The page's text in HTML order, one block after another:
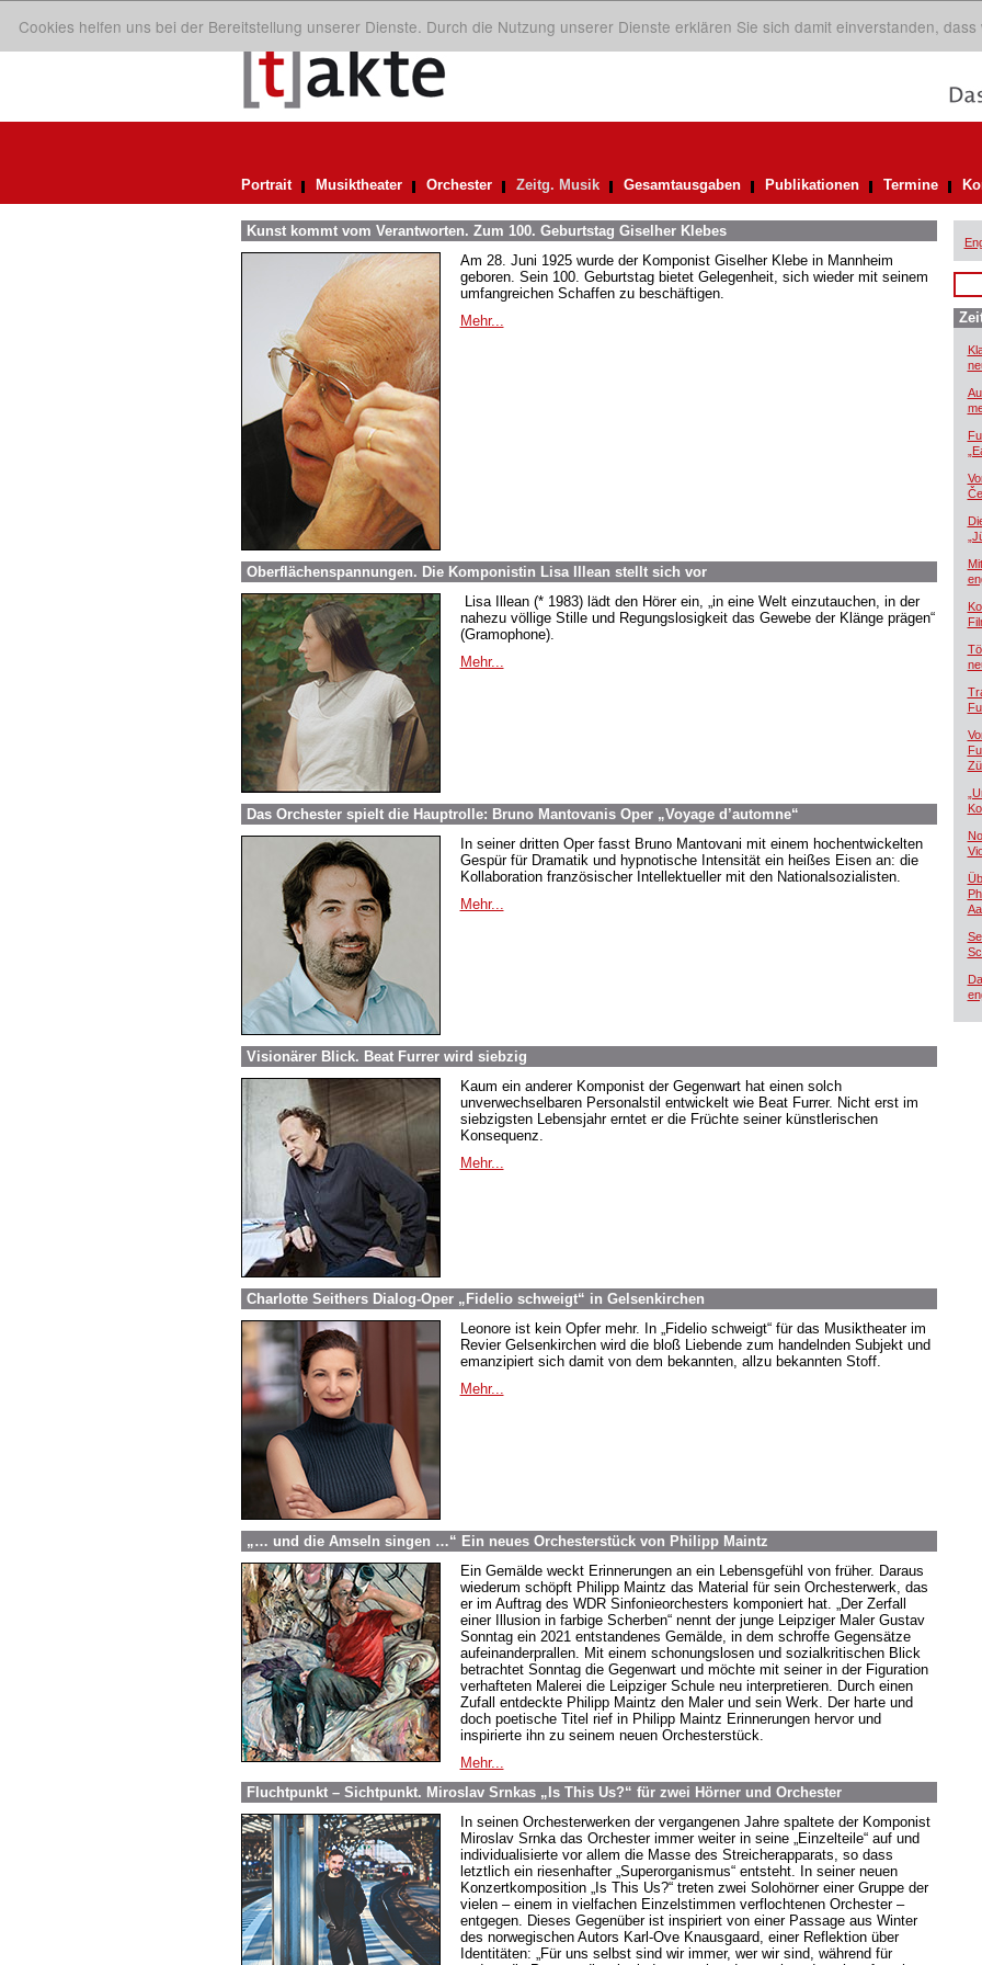
Cookies helfen uns bei der Bereitstellung unserer Dienste. Durch die Nutzung unserer Dienste erklären Sie sich damit einverstanden, dass
Portrait Musiktheater Orchester Zeitg. Musik Gesamtausgaben Publikationen Termine
Kunst kommt vom Verantworten. Zum 100. Geburtstag Giselher Klebes
Am 28. Juni 1925 wurde der Komponist Giselher Klebe in Mannheim
geboren. Sein 100. Geburtstag bietet Gelegenheit, sich wieder mit seinem
umfangreichen Schaffen zu beschäftigen.
Mehr...
Oberflächenspannungen. Die Komponistin Lisa Illean stellt sich vor
Lisa Illean (* 1983) lädt den Hörer ein, „in eine Welt einzutauchen, in der
nahezu völlige Stille und Regungslosigkeit das Gewebe der Klänge prägen“
(Gramophone).
Mehr...
Das Orchester spielt die Hauptrolle: Bruno Mantovanis Oper „Voyage d’automne“
In seiner dritten Oper fasst Bruno Mantovani mit einem hochentwickelten
Gespür für Dramatik und hypnotische Intensität ein heißes Eisen an: die
Kollaboration französischer Intellektueller mit den Nationalsozialisten.
Mehr...
Visionärer Blick. Beat Furrer wird siebzig
Kaum ein anderer Komponist der Gegenwart hat einen solch
unverwechselbaren Personalstil entwickelt wie Beat Furrer. Nicht erst im
siebzigsten Lebensjahr erntet er die Früchte seiner künstlerischen
Konsequenz.
Mehr...
Charlotte Seithers Dialog-Oper „Fidelio schweigt“ in Gelsenkirchen
Leonore ist kein Opfer mehr. In „Fidelio schweigt“ für das Musiktheater im
Revier Gelsenkirchen wird die bloß Liebende zum handelnden Subjekt und
emanzipiert sich damit von dem bekannten, allzu bekannten Stoff.
Mehr...
„… und die Amseln singen …“ Ein neues Orchesterstück von Philipp Maintz
Ein Gemälde weckt Erinnerungen an ein Lebensgefühl von früher. Daraus
wiederum schöpft Philipp Maintz das Material für sein Orchesterwerk, das
er im Auftrag des WDR Sinfonieorchesters komponiert hat. „Der Zerfall
einer Illusion in farbige Scherben“ nennt der junge Leipziger Maler Gustav
Sonntag ein 2021 entstandenes Gemälde, in dem schroffe Gegensätze
aufeinanderprallen. Mit einem schonungslosen und sozialkritischen Blick
betrachtet Sonntag die Gegenwart und möchte mit seiner in der Figuration
verhafteten Malerei die Leipziger Schule neu interpretieren. Durch einen
Zufall entdeckte Philipp Maintz den Maler und sein Werk. Der harte und
doch poetische Titel rief in Philipp Maintz Erinnerungen hervor und
inspirierte ihn zu seinem neuen Orchesterstück.
Mehr...
Fluchtpunkt – Sichtpunkt. Miroslav Srnkas „Is This Us?“ für zwei Hörner und Orchester
In seinen Orchesterwerken der vergangenen Jahre spaltete der Komponist
Miroslav Srnka das Orchester immer weiter in seine „Einzelteile“ auf und
individualisierte vor allem die Masse des Streicherapparats, so dass
letztlich ein riesenhafter „Superorganismus“ entsteht. In seiner neuen
Konzertkomposition „Is This Us?“ treten zwei Solohörner einer Gruppe der
vielen – einem in vielfachen Einzelstimmen verflochtenen Orchester –
entgegen. Dieses Gegenüber ist inspiriert von einer Passage aus Winter
des norwegischen Autors Karl-Ove Knausgaard, einer Reflektion über
Identitäten: „Für uns selbst sind wir immer, wer wir sind, während für